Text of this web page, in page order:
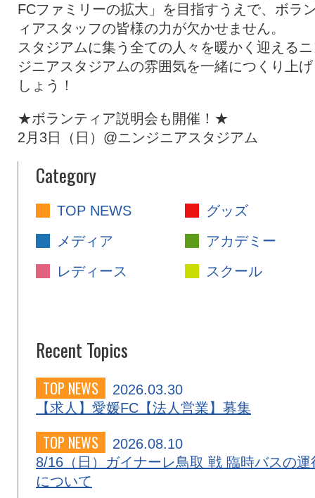
FCファミリーの拡大」を目指すうえで、ボラ
ィアスタッフの皆様の力が欠かせません。
スタジアムに集う全ての人々を暖かく迎える
ジニアスタジアムの雰囲気を一緒につくり上
しょう！
★ボランティア説明会も開催！★
2月3日（日）@ニンジニアスタジアム
Category
TOP NEWS
グッズ
メディア
アカデミー
レディース
スクール
Recent Topics
TOP NEWS
2026.03.30
【求人】愛媛FC【法人営業】募集
TOP NEWS
2026.08.10
8/16（日）ガイナーレ鳥取 戦 臨時バスの運
について